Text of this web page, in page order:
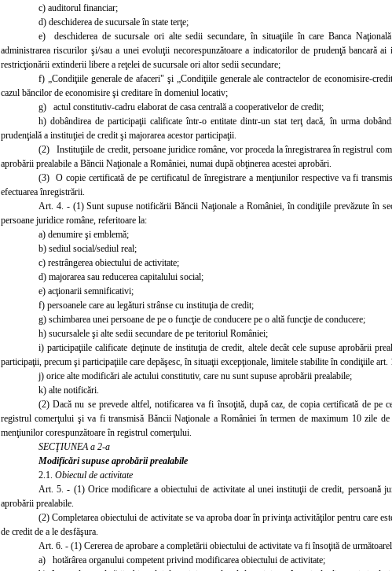
c) auditorul financiar;
d) deschiderea de sucursale în state terţe;
e) deschiderea desucursale ori alte sedii secundare, în situaţiile în care Banca
administrarea riscurilor şi/sau a unei evoluţii necorespunzătoare a indicatorilor de prudenţă bancară ai
restricţionării extinderii libere a reţelei de sucursale ori altor sedii secundare;
f) „Condiţiile generale de afaceri" şi „Condiţiile generale ale contractelor de economisire-
cazul băncilor de economisire şi creditare în domeniul locativ;
g) actul constitutiv-cadru elaborat de casa centrală a cooperativelor de credit;
h) dobândirea de participaţii calificate într-o entitate dintr-un stat terţ dacă, în urma
prudenţială a instituţiei de credit şi majorarea acestor participaţii.
(2) Instituţiile de credit, persoane juridice române, vor proceda la înregistrarea în registrul
aprobării prealabile a Băncii Naţionale a României, numai după obţinerea acestei aprobări.
(3) O copie certificată de pe certificatul de înregistrare a menţiunilor respective va fi
efectuarea înregistrării.
Art. 4. - (1) Sunt supuse notificării Băncii Naţionale a României, în condiţiile prevăzute în
persoane juridice române, referitoare la:
a) denumire şi emblemă;
b) sediul social/sediul real;
c) restrângerea obiectului de activitate;
d) majorarea sau reducerea capitalului social;
e) acţionarii semnificativi;
f) persoanele care au legături strânse cu instituţia de credit;
g) schimbarea unei persoane de pe o funcţie de conducere pe o altă funcţie de conducere;
h) sucursalele şi alte sedii secundare de pe teritoriul României;
i) participaţiile calificate deţinute de instituţia de credit, altele decât cele supuse aprobării
participaţii, precum şi participaţiile care depăşesc, în situaţii excepţionale, limitele stabilite în condiţiile
j) orice alte modificări ale actului constitutiv, care nu sunt supuse aprobării prealabile;
k) alte notificări.
(2) Dacă nu se prevede altfel, notificarea va fi însoţită, după caz, de copia certificată de pe
registrul comerţului şi va fi transmisă Băncii Naţionale a României în termen de maximum 10 zile
menţiunilor corespunzătoare în registrul comerţului.
SECŢIUNEA a 2-a
Modificări supuse aprobării prealabile
2.1. Obiectul de activitate
Art. 5. - (1) Orice modificare a obiectului de activitate al unei instituţii de credit, persoană
aprobării prealabile.
(2) Completarea obiectului de activitate se va aproba doar în privinţa activităţilor pentru care
de credit de a le desfăşura.
Art. 6. - (1) Cererea de aprobare a completării obiectului de activitate va fi însoţită de
a) hotărârea organului competent privind modificarea obiectului de activitate;